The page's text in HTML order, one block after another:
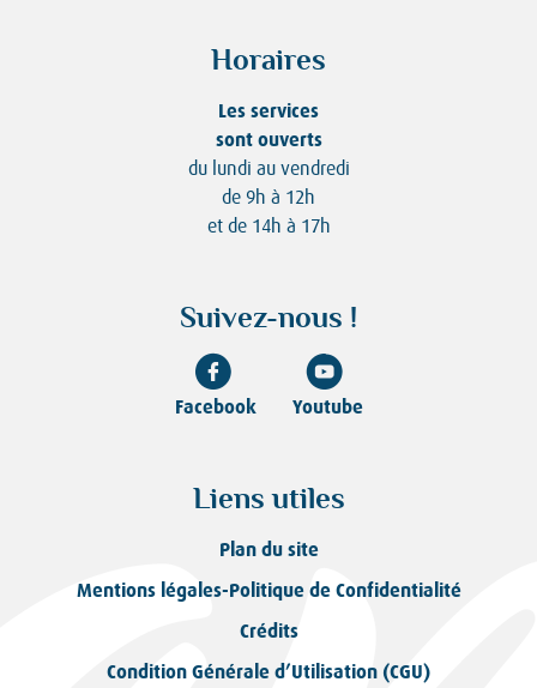
Horaires
Les services
sont ouverts
du lundi au vendredi
de 9h à 12h
et de 14h à 17h
Suivez-nous !
Facebook Youtube
Liens utiles
Plan du site
Mentions légales-Politique de Confidentialité
Crédits
Condition Générale d’Utilisation (CGU)